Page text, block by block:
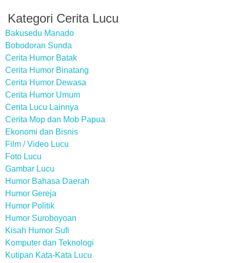
Kategori Cerita Lucu
Bakusedu Manado
Bobodoran Sunda
Cerita Humor Batak
Cerita Humor Binatang
Cerita Humor Dewasa
Cerita Humor Umum
Cerita Lucu Lainnya
Cerita Mop dan Mob Papua
Ekonomi dan Bisnis
Film / Video Lucu
Foto Lucu
Gambar Lucu
Humor Bahasa Daerah
Humor Gereja
Humor Politik
Humor Suroboyoan
Kisah Humor Sufi
Komputer dan Teknologi
Kutipan Kata-Kata Lucu